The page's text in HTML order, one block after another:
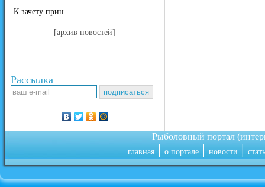
К зачету прин...
[архив новостей]
Рассылка
Рыболовный портал
главная|о портале|новости|